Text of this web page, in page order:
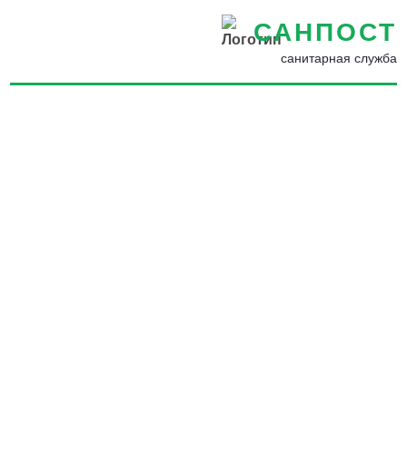
САНПОСТ
санитарная служба